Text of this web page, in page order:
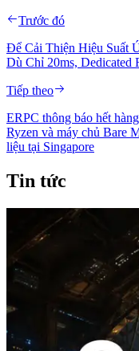
Trước đó
Để Cải Thiện Hiệu Suất
Dù Chỉ 20ms, Dedicated
Tiếp theo
ERPC thông báo hết
Ryzen và máy chủ Bare
liệu tại Singapore
Tin tức